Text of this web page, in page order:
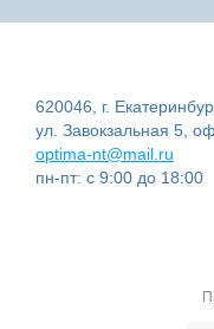
620046, г.
ул. Завокзальная 5,
optima-nt@mail.ru
пн-пт: с 9:00 до 18:00